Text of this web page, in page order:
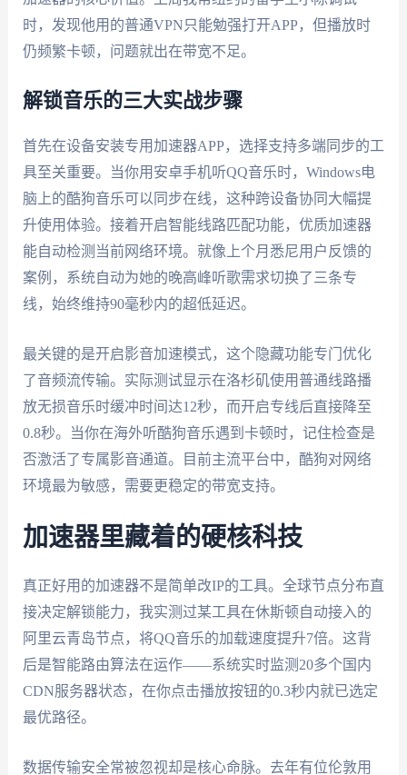
时，发现他用的普通VPN只能勉强打开APP，但播放时
仍频繁卡顿，问题就出在带宽不足。
解锁音乐的三大实战步骤
首先在设备安装专用加速器APP，选择支持多端同步的工
具至关重要。当你用安卓手机听QQ音乐时，Windows电
脑上的酷狗音乐可以同步在线，这种跨设备协同大幅提
升使用体验。接着开启智能线路匹配功能，优质加速器
能自动检测当前网络环境。就像上个月悉尼用户反馈的
案例，系统自动为她的晚高峰听歌需求切换了三条专
线，始终维持90毫秒内的超低延迟。
最关键的是开启影音加速模式，这个隐藏功能专门优化
了音频流传输。实际测试显示在洛杉矶使用普通线路播
放无损音乐时缓冲时间达12秒，而开启专线后直接降至
0.8秒。当你在海外听酷狗音乐遇到卡顿时，记住检查是
否激活了专属影音通道。目前主流平台中，酷狗对网络
环境最为敏感，需要更稳定的带宽支持。
加速器里藏着的硬核科技
真正好用的加速器不是简单改IP的工具。全球节点分布直
接决定解锁能力，我实测过某工具在休斯顿自动接入的
阿里云青岛节点，将QQ音乐的加载速度提升7倍。这背
后是智能路由算法在运作——系统实时监测20多个国内
CDN服务器状态，在你点击播放按钮的0.3秒内就已选定
最优路径。
数据传输安全常被忽视却是核心命脉。去年有位伦敦用